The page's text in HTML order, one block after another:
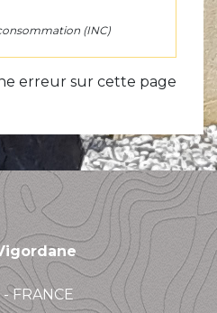
(INC)
erreur sur cette page
FRANCE